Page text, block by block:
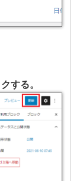
する。